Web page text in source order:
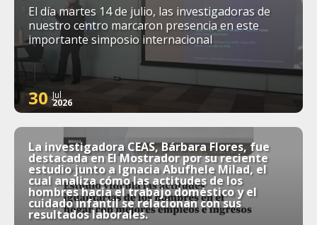
El día martes 14 de julio, las investigadoras de
nuestro centro marcaron presencia en este
importante simposio internacional
30 Jul
2026
La investigadora CEAS, Bárbara Flores, fue
destacada en El Mostrador por su reciente
estudio junto a Ignacia Abufhele Milad, el
cual analiza cómo las actitudes de los
hombres hacia el trabajo doméstico y el
cuidado infantil se relacionan con sus
resultados laborales.